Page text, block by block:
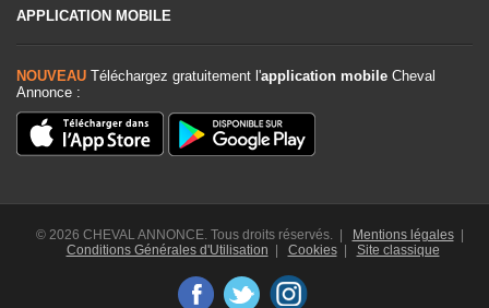
APPLICATION MOBILE
NOUVEAU Téléchargez gratuitement l'application mobile Cheval
Annonce :
© 2026 CHEVAL ANNONCE. Tous droits réservés. | Mentions légales|
Conditions Générales d'Utilisation | Cookies| Site classique